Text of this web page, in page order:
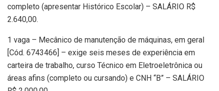
completo (apresentar Histórico Escolar) – SALÁRIO R$
2.640,00.
1 vaga – Mecânico de manutenção de máquinas, em geral
[Cód. 6743466] – exige seis meses de experiência em
carteira de trabalho, curso Técnico em Eletroeletrônica ou
áreas afins (completo ou cursando) e CNH “B” – SALÁRIO